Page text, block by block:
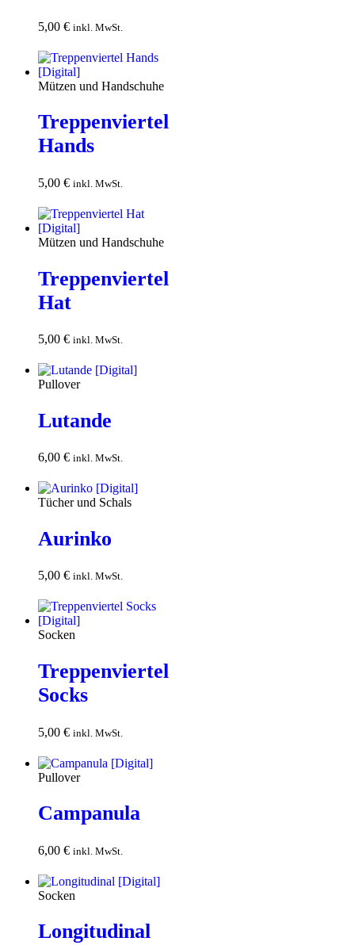
5,00 € inkl. MwSt.
Mützen und Handschuhe
Treppenviertel
Hands
5,00 € inkl. MwSt.
Mützen und Handschuhe
Treppenviertel
Hat
5,00 € inkl. MwSt.
Pullover
Lutande
6,00 € inkl. MwSt.
Tücher und Schals
Aurinko
5,00 € inkl. MwSt.
Socken
Treppenviertel
Socks
5,00 € inkl. MwSt.
Pullover
Campanula
6,00 € inkl. MwSt.
Socken
Longitudinal